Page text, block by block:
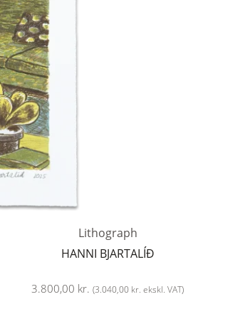
Lithograph
HANNI BJARTALÍÐ
3.800,00 kr. (3.040,00 kr. ekskl. VAT)